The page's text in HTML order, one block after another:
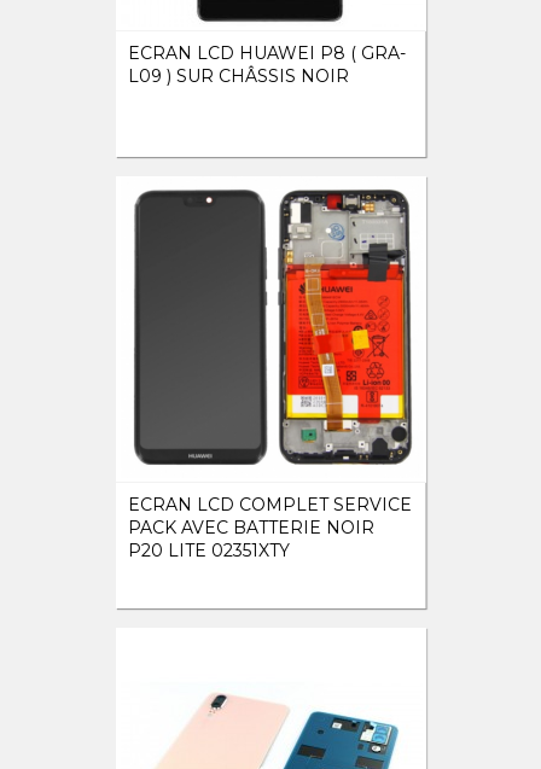
ECRAN LCD HUAWEI P8 ( GRA-
L09 ) SUR CHÂSSIS NOIR
ECRAN LCD COMPLET SERVICE
PACK AVEC BATTERIE NOIR
P20 LITE 02351XTY